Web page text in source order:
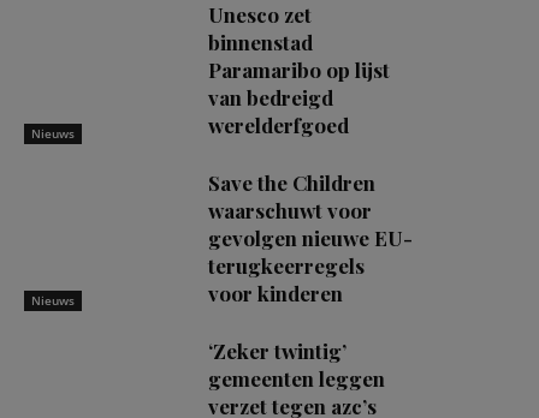
Nieuws
Unesco zet
binnenstad
Paramaribo op lijst
van bedreigd
werelderfgoed
Nieuws
Save the Children
waarschuwt voor
gevolgen nieuwe EU-
terugkeerregels
voor kinderen
‘Zeker twintig’
gemeenten leggen
verzet tegen azc’s